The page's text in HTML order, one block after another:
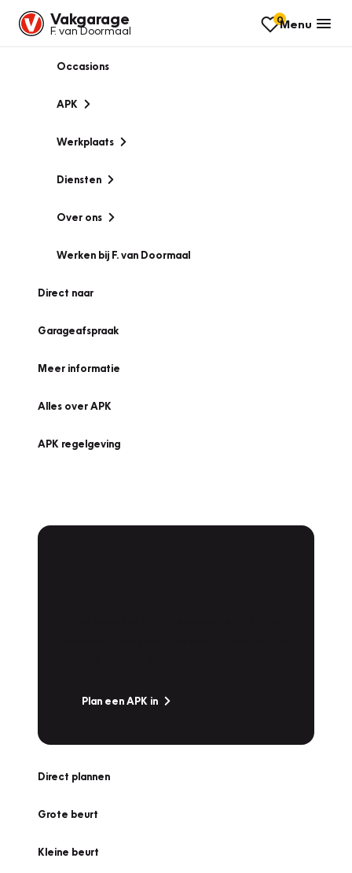
Vakgarage
F. van Doormaal
0Menu
Occasions
APK
Werkplaats
Diensten
Over ons
Werken bij F. van Doormaal
Direct naar
Garageafspraak
Meer informatie
Alles over APK
APK regelgeving
Plan een APK in
Direct plannen
Grote beurt
Kleine beurt